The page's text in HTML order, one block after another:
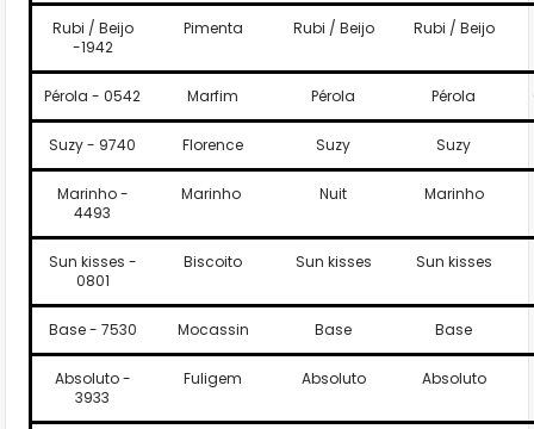
Rubi / Beijo
-1942
Pimenta Rubi / Beijo Rubi / Beijo
Pérola - 0542 Marfim Pérola Pérola
Suzy - 9740 Florence Suzy Suzy
Marinho -
4493
Marinho Nuit Marinho
Sun kisses -
0801
Biscoito Sun kisses Sun kisses
Base - 7530 Mocassin Base Base
Absoluto -
3933
Fuligem Absoluto Absoluto